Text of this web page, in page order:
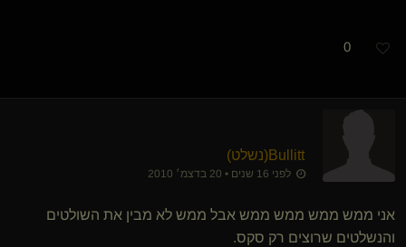
0
Bullitt​(נשלט)
לפני 16 שנים • 20 בדצמ׳ 2010
אני ממש ממש ממש ממש אבל ממש לא מבין את השולטים
והנשלטים שרוצים רק סקס.